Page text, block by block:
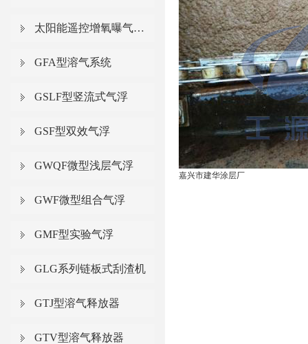
太阳能遥控增氧曝气系统
GFA型溶气系统
GSLF型竖流式气浮
GSF型双效气浮
GWQF微型浅层气浮
GWF微型组合气浮
GMF型实验气浮
GLG系列链板式刮渣机
GTJ型溶气释放器
GTV型溶气释放器
嘉兴市建华涂层厂